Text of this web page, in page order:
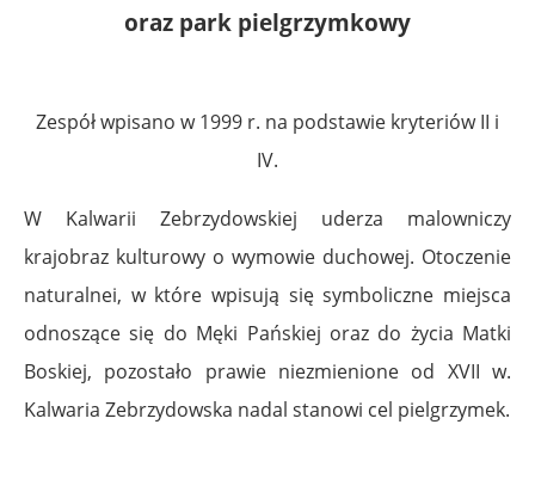
oraz park pielgrzymkowy
Zespół wpisano w 1999 r. na podstawie kryteriów II i
IV.
W Kalwarii Zebrzydowskiej uderza malowniczy
krajobraz kulturowy o wymowie duchowej. Otoczenie
naturalnei, w które wpisują się symboliczne miejsca
odnoszące się do Męki Pańskiej oraz do życia Matki
Boskiej, pozostało prawie niezmienione od XVII w.
Kalwaria Zebrzydowska nadal stanowi cel pielgrzymek.